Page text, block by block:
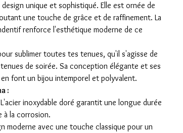
unique et sophistiqué. Elle est ornée de
une touche de grâce et de raffinement. La
renforce l'esthétique moderne de ce
sublimer toutes tes tenues, qu'il s'agisse de
de soirée. Sa conception élégante et ses
font un bijou intemporel et polyvalent.
:
L'acier inoxydable doré garantit une longue durée
à la corrosion.
moderne avec une touche classique pour un